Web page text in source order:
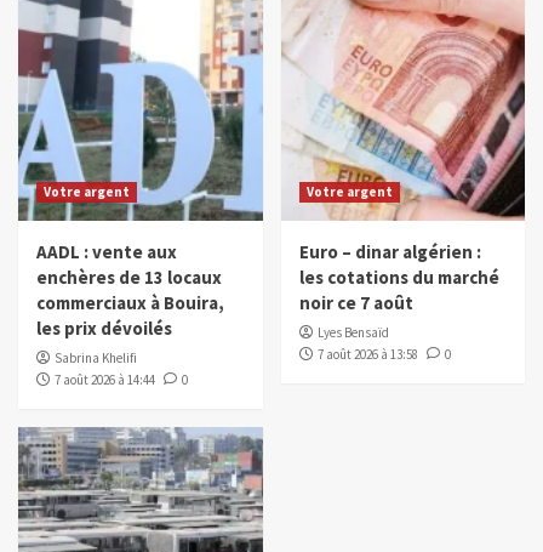
Votre argent
AADL : vente aux
enchères de 13 locaux
commerciaux à Bouira,
les prix dévoilés
Sabrina Khelifi
7 août 2026 à 14:44
0
Votre argent
Euro – dinar algérien :
les cotations du marché
noir ce 7 août
Lyes Bensaïd
7 août 2026 à 13:58
0